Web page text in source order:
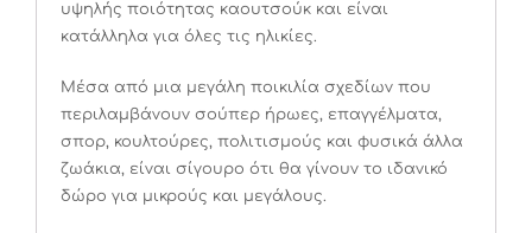
υψηλής ποιότητας καουτσούκ και είναι
κατάλληλα για όλες τις ηλικίες.
Μέσα από μια μεγάλη ποικιλία σχεδίων που
περιλαμβάνουν σούπερ ήρωες, επαγγέλματα,
σπορ, κουλτούρες, πολιτισμούς και φυσικά άλλα
ζωάκια, είναι σίγουρο ότι θα γίνουν το ιδανικό
δώρο για μικρούς και μεγάλους.